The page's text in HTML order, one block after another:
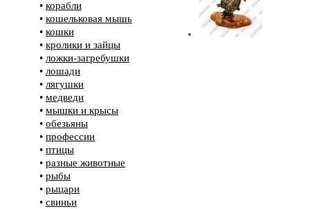
• корабли
• кошельковая мышь
• кошки
• кролики и зайцы
• ложки-загребушки
• лошади
• лягушки
• медведи
• мышки и крысы
• обезьяны
• профессии
• птицы
• разные животные
• рыбы
• рыцари
• свиньи